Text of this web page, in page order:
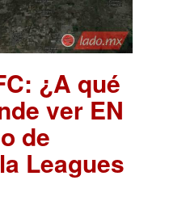
¿A qué
ver EN
de
Leagues